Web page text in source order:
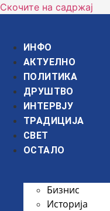
Скочите на садржај
ИНФО
АКТУЕЛНО
ПОЛИТИКА
ДРУШТВО
ИНТЕРВЈУ
ТРАДИЦИЈА
СВЕТ
ОСТАЛО
Бизнис
Историја